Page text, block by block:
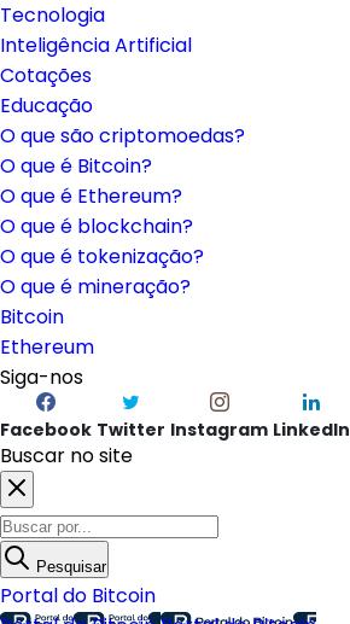
Tecnologia
Inteligência Artificial
Cotações
Educação
O que são criptomoedas?
O que é Bitcoin?
O que é Ethereum?
O que é blockchain?
O que é tokenização?
O que é mineração?
Bitcoin
Ethereum
Siga-nos
Facebook Twitter Instagram LinkedIn
Buscar no site
Pesquisar
Portal do Bitcoin